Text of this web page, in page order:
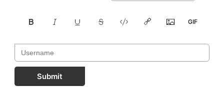
Submit